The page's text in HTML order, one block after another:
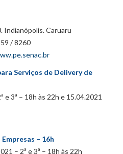
Indianópolis. Caruaru
/ 8260
Serviços de Delivery de
e 3ª – 18h às 22h e 15.04.2021
– 16h
– 2ª e 3ª – 18h às 22h